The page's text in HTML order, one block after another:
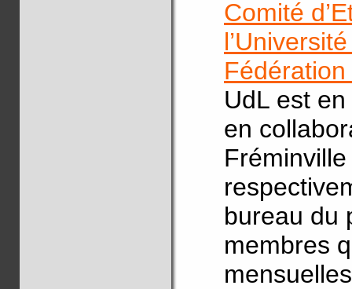
Comité
UdL est
en
bureau du
membres